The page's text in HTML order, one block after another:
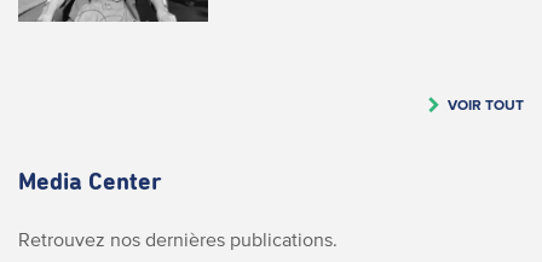
VOIR TOUT
Media Center
Retrouvez nos dernières publications.